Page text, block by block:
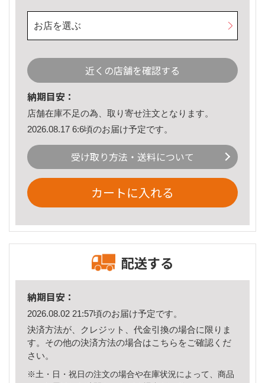
お店を選ぶ
近くの店舗を確認する
納期目安：
店舗在庫不足の為、取り寄せ注文となります。
2026.08.17 6:6頃のお届け予定です。
受け取り方法・送料について
カートに入れる
配送する
納期目安：
2026.08.02 21:57頃のお届け予定です。
決済方法が、クレジット、代金引換の場合に限りま
す。その他の決済方法の場合はこちら をご確認くだ
さい。
※土・日・祝日の注文の場合や在庫状況によって、商品